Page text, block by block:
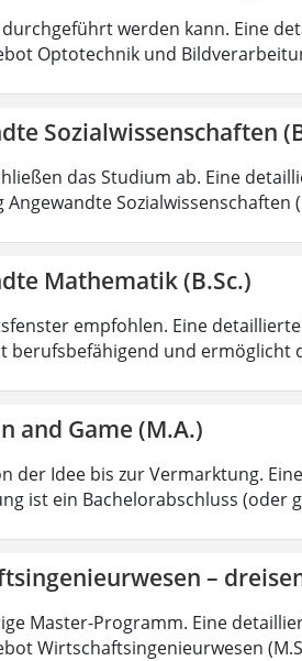
werden kann. Eine
Optotechnik und
Sozialwissenschaften
das Studium ab. Eine
Angewandte Sozialwissenschaften
Mathematik (B.Sc.)
empfohlen. Eine
berufsbefähigend und ermöglicht
and Game (M.A.)
der Idee bis zur Vermarktung.
ist ein Bachelorabschluss (oder
–
Master-Programm. Eine
Wirtschaftsingenieurwesen